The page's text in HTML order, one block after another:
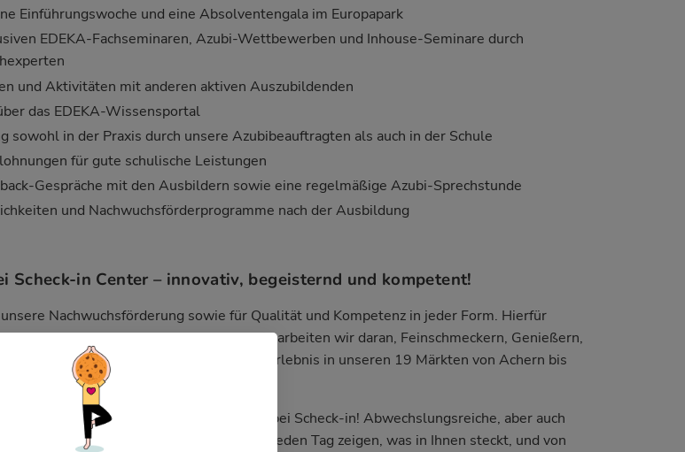
Einführungswoche und eine Absolventengala im Europapark
EDEKA-Fachseminaren, Azubi-Wettbewerben und Inhouse-Seminare durch
und Aktivitäten mit anderen aktiven Auszubildenden
das EDEKA-Wissensportal
sowohl in der Praxis durch unsere Azubibeauftragten als auch in der Schule
für gute schulische Leistungen
Gespräche mit den Ausbildern sowie eine regelmäßige Azubi-Sprechstunde
und Nachwuchsförderprogramme nach der Ausbildung
Scheck-in Center – innovativ, begeisternd und kompetent!
Nachwuchsförderung sowie für Qualität und Kompetenz in jeder Form. Hierfür
Scheck bereits seit 1946. Täglich arbeiten wir daran, Feinschmeckern, Genießern,
und uns allen ein besonderes Einkaufserlebnis in unseren 19 Märkten von Achern bis
uns und entdecken Sie jetzt Ihre Zukunft bei Scheck-in! Abwechslungsreiche, aber auch
erwarten Sie. Bei uns können Sie jeden Tag zeigen, was in Ihnen steckt, und von